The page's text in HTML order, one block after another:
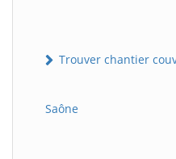
Trouver chantier
Saône